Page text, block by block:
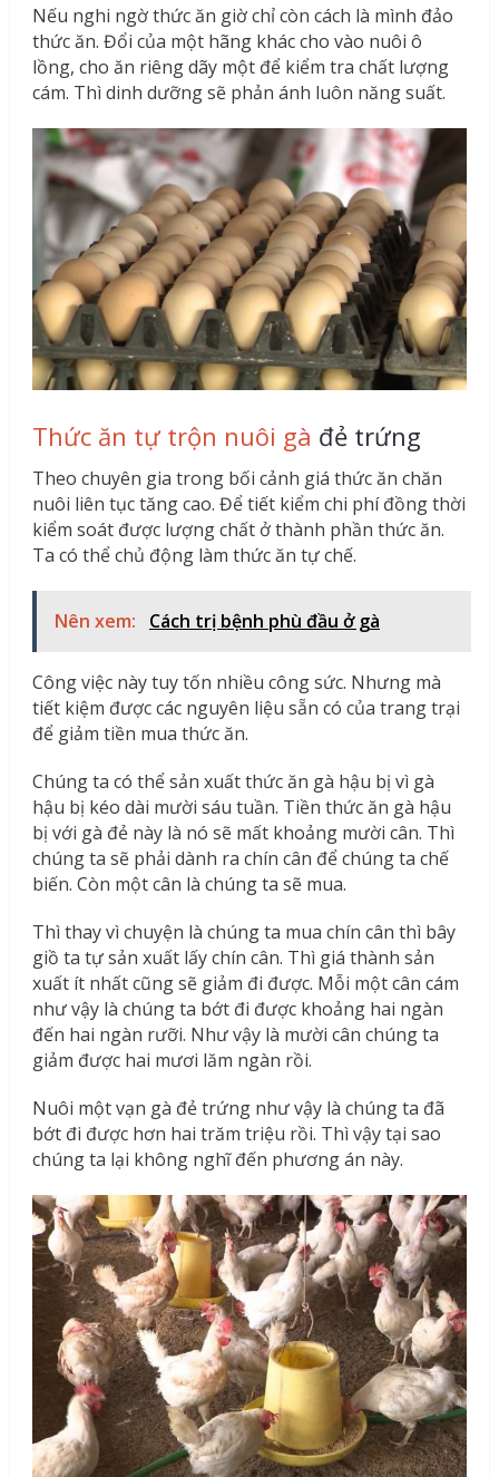
Nếu nghi ngờ thức ăn giờ chỉ còn cách là mình đảo
thức ăn. Đổi của một hãng khác cho vào nuôi ô
lồng, cho ăn riêng dãy một để kiểm tra chất lượng
cám. Thì dinh dưỡng sẽ phản ánh luôn năng suất.
Thức ăn tự trộn nuôi gà đẻ trứng
Theo chuyên gia trong bối cảnh giá thức ăn chăn
nuôi liên tục tăng cao. Để tiết kiểm chi phí đồng thời
kiểm soát được lượng chất ở thành phần thức ăn.
Ta có thể chủ động làm thức ăn tự chế.
Nên xem: Cách trị bệnh phù đầu ở gà
Công việc này tuy tốn nhiều công sức. Nhưng mà
tiết kiệm được các nguyên liệu sẵn có của trang trại
để giảm tiền mua thức ăn.
Chúng ta có thể sản xuất thức ăn gà hậu bị vì gà
hậu bị kéo dài mười sáu tuần. Tiền thức ăn gà hậu
bị với gà đẻ này là nó sẽ mất khoảng mười cân. Thì
chúng ta sẽ phải dành ra chín cân để chúng ta chế
biến. Còn một cân là chúng ta sẽ mua.
Thì thay vì chuyện là chúng ta mua chín cân thì bây
giồ ta tự sản xuất lấy chín cân. Thì giá thành sản
xuất ít nhất cũng sẽ giảm đi được. Mỗi một cân cám
như vậy là chúng ta bớt đi được khoảng hai ngàn
đến hai ngàn rưỡi. Như vậy là mười cân chúng ta
giảm được hai mươi lăm ngàn rồi.
Nuôi một vạn gà đẻ trứng như vậy là chúng ta đã
bớt đi được hơn hai trăm triệu rồi. Thì vậy tại sao
chúng ta lại không nghĩ đến phương án này.